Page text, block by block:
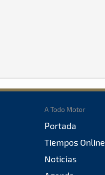
A Todo Motor
Portada
Tiempos Online
Noticias